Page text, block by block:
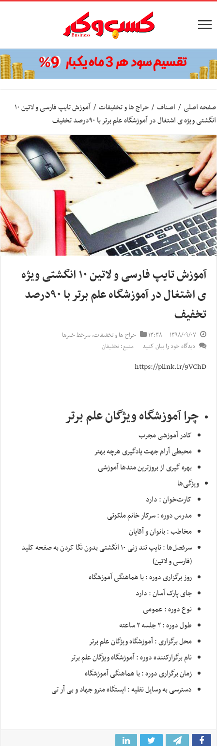
صفحه اصلی / اصناف / حراج ها و تخفیفات /
آموزش تایپ فارسی و لاتین ۱۰
انگشتی ویژه ی اشتغال در آموزشگاه علم برتر با ۹۰درصد تخفیف
آموزش تایپ فارسی و لاتین ۱۰ انگشتی ویژه
ی اشتغال در آموزشگاه علم برتر با ۹۰درصد
تخفیف
۱۳۹۸/۰۹/۰۷ ۱۳:۳۸ حراج ها و تخفیفات,سرخط خبرها
دیدگاه خود را بیان کنید
منبع: تخفیفان
https://plink.ir/9VChD
چرا آموزشگاه ویژگان علم برتر
کادر آموزشی مجرب
محیطی آرام جهت یادگیری هرچه بهتر
بهره گیری از بروزترین متدها آموزشی
ویژگی‌ها
کارت‌خوان : دارد
مدرس دوره : سرکار خانم ملکوتی
مخاطب : بانوان و آقایان
سرفصل‌ها : تایپ تند زنی ۱۰ انگشتی بدون نگا کردن به صفحه کلید
(فارسی و لاتین)
روز برگزاری دوره : با هماهنگی آموزشگاه
جای پارک آسان : دارد
نوع دوره : عمومی
طول دوره : ۲ جلسه ۲ ساعته
محل برگزاری : آموزشگاه ویژگان علم برتر
نام برگزارکننده دوره : آموزشگاه ویژگان علم برتر
زمان برگزاری دوره : با هماهنگی آموزشگاه
دسترسی به وسایل نقلیه : ایستگاه مترو جهاد و بی آر تی